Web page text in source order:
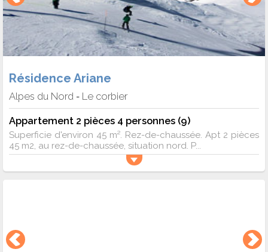
Résidence Ariane
Alpes du Nord - Le corbier
Appartement 2 pièces 4 personnes (9)
Superficie d'environ 45 m². Rez-de-chaussée. Apt 2 pièces
45 m2, au rez-de-chaussée, situation nord. P...